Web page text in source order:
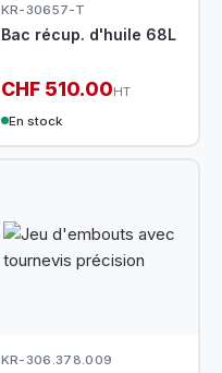
KR-30657-T
Bac récup. d'huile 68L
CHF 510.00HT
En stock
KR-306.378.009